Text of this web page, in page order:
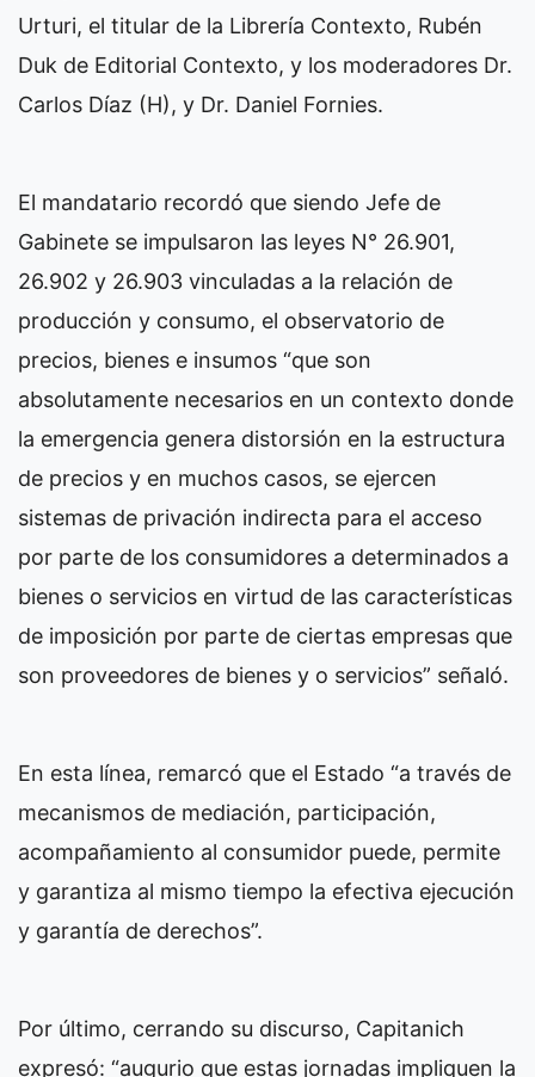
Urturi, el titular de la Librería Contexto, Rubén
Duk de Editorial Contexto, y los moderadores Dr.
Carlos Díaz (H), y Dr. Daniel Fornies.
El mandatario recordó que siendo Jefe de
Gabinete se impulsaron las leyes N° 26.901,
26.902 y 26.903 vinculadas a la relación de
producción y consumo, el observatorio de
precios, bienes e insumos “que son
absolutamente necesarios en un contexto donde
la emergencia genera distorsión en la estructura
de precios y en muchos casos, se ejercen
sistemas de privación indirecta para el acceso
por parte de los consumidores a determinados a
bienes o servicios en virtud de las características
de imposición por parte de ciertas empresas que
son proveedores de bienes y o servicios” señaló.
En esta línea, remarcó que el Estado “a través de
mecanismos de mediación, participación,
acompañamiento al consumidor puede, permite
y garantiza al mismo tiempo la efectiva ejecución
y garantía de derechos”.
Por último, cerrando su discurso, Capitanich
expresó: “augurio que estas jornadas impliquen la